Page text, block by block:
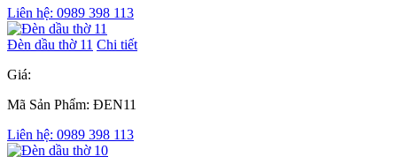
Liên hệ: 0989 398 113
Đèn dầu thờ 11 Chi tiết
Giá:
Mã Sản Phẩm: ĐEN11
Liên hệ: 0989 398 113